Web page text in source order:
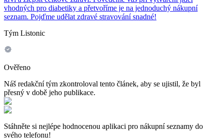
vhodných pro diabetiky a přetvoříme je na jednoduchý nákupní
seznam. Pojďme udělat zdravé stravování snadné!
Tým Listonic
Ověřeno
Náš redakční tým zkontroloval tento článek, aby se ujistil, že byl
přesný v době jeho publikace.
Stáhněte si nejlépe hodnocenou aplikaci pro nákupní seznamy do
svého telefonu!